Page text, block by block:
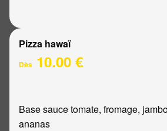
Pizza hawaï
Dès 10.00 €
Base sauce tomate, fromage,
ananas